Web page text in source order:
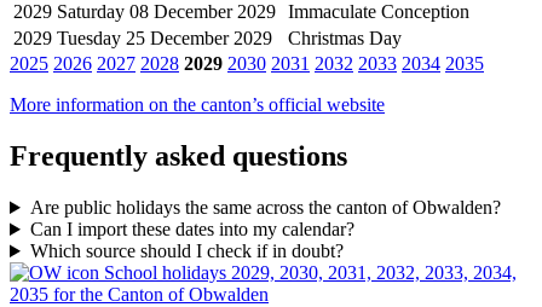
2029 Saturday 08 December 2029 Immaculate Conception
2029 Tuesday 25 December 2029
Christmas Day
2025 2026 2027 2028 2029 2030 2031 2032 2033 2034 2035
More information on the canton’s official website
Frequently asked questions
Are public holidays the same across the canton of Obwalden?
Can I import these dates into my calendar?
Which source should I check if in doubt?
School holidays 2029, 2030, 2031, 2032, 2033, 2034,
2035 for the Canton of Obwalden